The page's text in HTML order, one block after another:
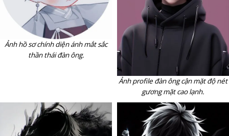
Ảnh hồ sơ chính diện ánh mắt sắc
thần thái đàn ông.
Ảnh profile đàn ông cận mặt độ nét
gương mặt cao lạnh.